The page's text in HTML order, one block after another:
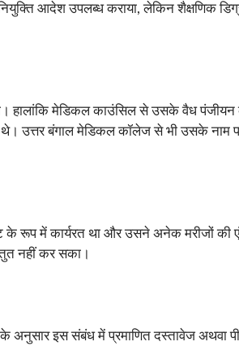
आदेश उपलब्ध कराया, लेकिन शैक्षणिक
हालांकि मेडिकल काउंसिल से उसके वैध पंजीयन
बंगाल मेडिकल कॉलेज से भी उसके नाम पर
रूप में कार्यरत था और उसने अनेक मरीजों की
नहीं कर सका।
इस संबंध में प्रमाणित दस्तावेज अथवा